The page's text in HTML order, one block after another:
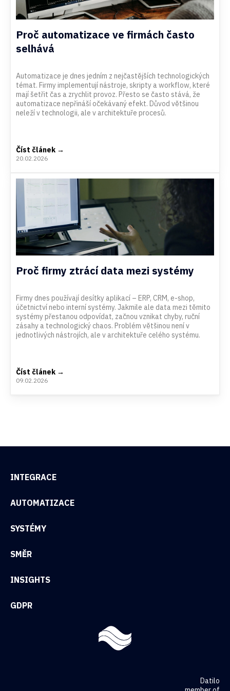
Proč automatizace ve firmách často
selhává
Automatizace je dnes jedním z nejčastějších technologických
témat. Firmy implementují nástroje, skripty a workflow, které
mají šetřit čas a zrychlit provoz. Přesto se často stává, že
automatizace nepřináší očekávaný efekt. Důvod většinou
neleží v technologii, ale v architektuře procesů.
Číst článek →
20.02.2026
Proč firmy ztrácí data mezi systémy
Firmy dnes používají desítky aplikací – ERP, CRM, e-shop,
účetnictví nebo interní systémy. Jakmile ale data mezi těmito
systémy přestanou odpovídat, začnou vznikat chyby, ruční
zásahy a technologický chaos. Problém většinou není v
jednotlivých nástrojích, ale v architektuře celého systému.
Číst článek →
09.02.2026
INTEGRACE
AUTOMATIZACE
SYSTÉMY
SMĚR
INSIGHTS
GDPR
Datilo